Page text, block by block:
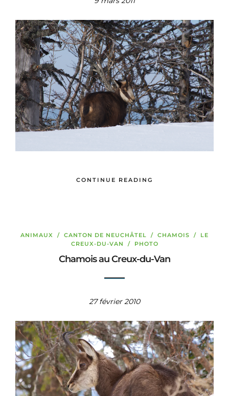
CONTINUE READING
ANIMAUX / CANTON DE NEUCHÂTEL / CHAMOIS / LE
CREUX-DU-VAN
/ PHOTO
Chamois au Creux-du-Van
27 février 2010